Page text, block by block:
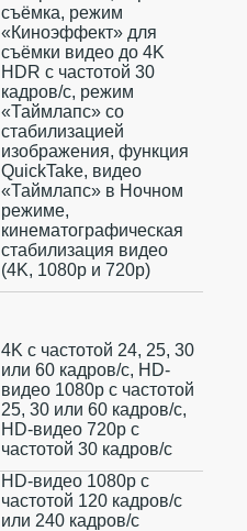
съëмка, режим
«Киноэффект» для
съёмки видео до 4K
HDR с частотой 30
кадров/с, режим
«Таймлапс» со
стабилизацией
изображения, функция
QuickTake, видео
«Таймлапс» в Ночном
режиме,
кинематографическая
стабилизация видео
(4K, 1080p и 720p)
4K с частотой 24, 25, 30
или 60 кадров/ с, HD-
видео 1080p с частотой
25, 30 или 60 кадров/ с,
HD-видео 720p с
частотой 30 кадров/ с
HD-видео 1080р c
частотой 120 кадров/ с
или 240 кадров/ с